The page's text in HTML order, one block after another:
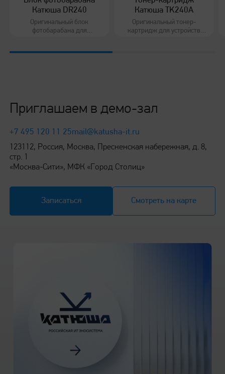
от 45 до 200 г/м2
Максимальная емкость лотков*:
Лотки подачи на печать M140
до 300 листов
Лотки подачи на печать M140T
до 550 листов
Катюша DR240
Оригинальный блок
фотобарабана для
Катюша TK240A
Оригинальный тонер-
картридж для устройств
Приглашаем в демо-зал
+7 495 120 11 25mail@katusha-it.ru
123112, Россия, Москва, Пресненская набережная, д. 8,
стр. 1
«Москва-Сити», МФК «Город Столиц»
Записаться Смотреть на карте